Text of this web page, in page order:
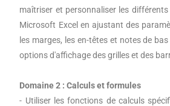
maîtriser et personnaliser les
Microsoft Excel en ajustant des
les marges, les en-têtes et notes de
options d'affichage des grilles et des
Domaine 2 : Calculs et formules
- Utiliser les fonctions de calculs